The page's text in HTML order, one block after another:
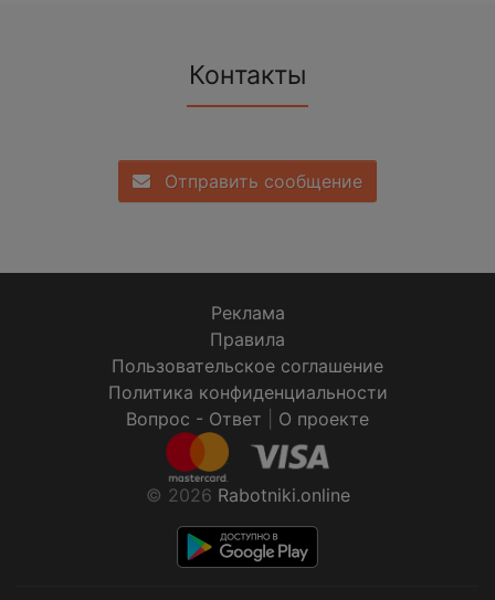
Контакты
Отправить сообщение
Реклама
Правила
Пользовательское соглашение
Политика конфиденциальности
Вопрос - Ответ
О проекте
© 2026 Rabotniki.online